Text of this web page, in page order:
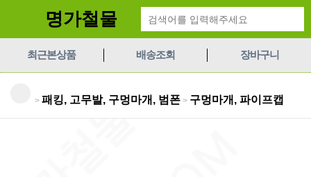
명가철물
최근본상품 배송조회 장바구니
> 패킹, 고무발, 구멍마개, 범폰 > 구멍마개, 파이프캡